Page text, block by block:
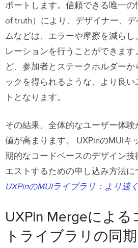
ポートします。信頼できる唯一
of truth）により、デザイナー、
ムなどは、エラーや摩擦を減ら
レーションを行うことができます。
ど、参加者とステークホルダー
ックを得られるような、より良
トとなります。
その結果、全体的なユーザー体
値が高まります。
UXPinのMUIキ
期的なコードベースのデザイン技
エストするための申し込み方法に
UXPinのMUIライブラリ：より速
UXPin Mergeによ
トライブラリの同期